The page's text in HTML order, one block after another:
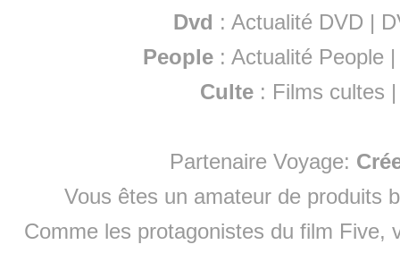
Dvd : Actualité DVD |
People :Actualité People
Culte : Films cultes
Partenaire Voyage:
Vous êtes un amateur de produits
Comme les protagonistes du film Five,